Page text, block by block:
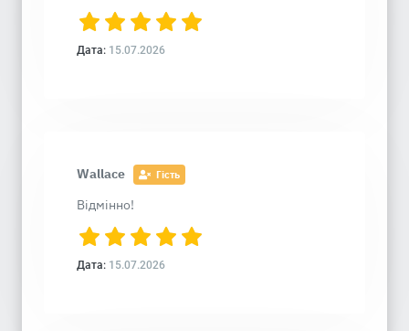
Дата: 15.07.2026
Wallace Гість
Відмінно!
Дата: 15.07.2026